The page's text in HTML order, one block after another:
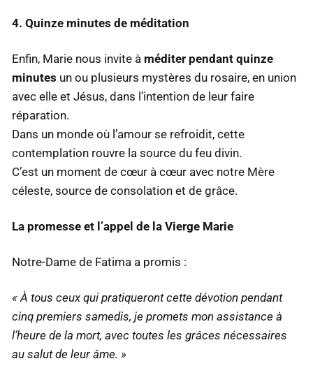
4. Quinze minutes de méditation
Enfin, Marie nous invite à méditer pendant quinze
minutes un ou plusieurs mystères du rosaire, en union
avec elle et Jésus, dans l’intention de leur faire
réparation.
Dans un monde où l’amour se refroidit, cette
contemplation rouvre la source du feu divin.
C’est un moment de cœur à cœur avec notre Mère
céleste, source de consolation et de grâce.
La promesse et l’appel de la Vierge Marie
Notre-Dame de Fatima a promis :
« À tous ceux qui pratiqueront cette dévotion pendant
cinq premiers samedis, je promets mon assistance à
l’heure de la mort, avec toutes les grâces nécessaires
au salut de leur âme. »